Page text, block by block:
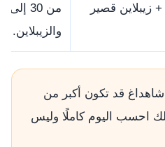
زيبلاين قصير
والزيبلاين.
قد تكون أكبر من
احسب اليوم كاملًا وليس